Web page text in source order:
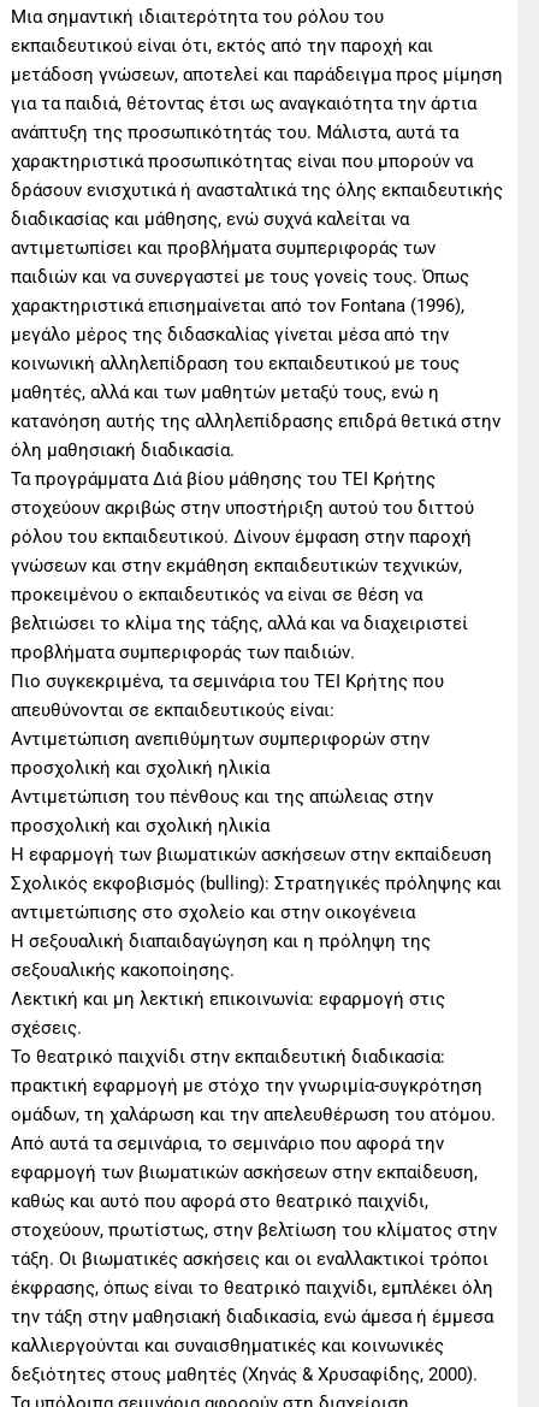
Μια σημαντική ιδιαιτερότητα του ρόλου του
εκπαιδευτικού είναι ότι, εκτός από την παροχή και
μετάδοση γνώσεων, αποτελεί και παράδειγμα προς μίμηση
για τα παιδιά, θέτοντας έτσι ως αναγκαιότητα την άρτια
ανάπτυξη της προσωπικότητάς του. Μάλιστα, αυτά τα
χαρακτηριστικά προσωπικότητας είναι που μπορούν να
δράσουν ενισχυτικά ή ανασταλτικά της όλης εκπαιδευτικής
διαδικασίας και μάθησης, ενώ συχνά καλείται να
αντιμετωπίσει και προβλήματα συμπεριφοράς των
παιδιών και να συνεργαστεί με τους γονείς τους. Όπως
χαρακτηριστικά επισημαίνεται από τον Fontana (1996),
μεγάλο μέρος της διδασκαλίας γίνεται μέσα από την
κοινωνική αλληλεπίδραση του εκπαιδευτικού με τους
μαθητές, αλλά και των μαθητών μεταξύ τους, ενώ η
κατανόηση αυτής της αλληλεπίδρασης επιδρά θετικά στην
όλη μαθησιακή διαδικασία.
Τα προγράμματα Διά βίου μάθησης του ΤΕΙ Κρήτης
στοχεύουν ακριβώς στην υποστήριξη αυτού του διττού
ρόλου του εκπαιδευτικού. Δίνουν έμφαση στην παροχή
γνώσεων και στην εκμάθηση εκπαιδευτικών τεχνικών,
προκειμένου ο εκπαιδευτικός να είναι σε θέση να
βελτιώσει το κλίμα της τάξης, αλλά και να διαχειριστεί
προβλήματα συμπεριφοράς των παιδιών.
Πιο συγκεκριμένα, τα σεμινάρια του ΤΕΙ Κρήτης που
απευθύνονται σε εκπαιδευτικούς είναι:
Αντιμετώπιση ανεπιθύμητων συμπεριφορών στην
προσχολική και σχολική ηλικία
Αντιμετώπιση του πένθους και της απώλειας στην
προσχολική και σχολική ηλικία
Η εφαρμογή των βιωματικών ασκήσεων στην εκπαίδευση
Σχολικός εκφοβισμός (bulling): Στρατηγικές πρόληψης και
αντιμετώπισης στο σχολείο και στην οικογένεια
Η σεξουαλική διαπαιδαγώγηση και η πρόληψη της
σεξουαλικής κακοποίησης.
Λεκτική και μη λεκτική επικοινωνία: εφαρμογή στις
σχέσεις.
Το θεατρικό παιχνίδι στην εκπαιδευτική διαδικασία:
πρακτική εφαρμογή με στόχο την γνωριμία-συγκρότηση
ομάδων, τη χαλάρωση και την απελευθέρωση του ατόμου.
Από αυτά τα σεμινάρια, το σεμινάριο που αφορά την
εφαρμογή των βιωματικών ασκήσεων στην εκπαίδευση,
καθώς και αυτό που αφορά στο θεατρικό παιχνίδι,
στοχεύουν, πρωτίστως, στην βελτίωση του κλίματος στην
τάξη. Οι βιωματικές ασκήσεις και οι εναλλακτικοί τρόποι
έκφρασης, όπως είναι το θεατρικό παιχνίδι, εμπλέκει όλη
την τάξη στην μαθησιακή διαδικασία, ενώ άμεσα ή έμμεσα
καλλιεργούνται και συναισθηματικές και κοινωνικές
δεξιότητες στους μαθητές (Χηνάς & Χρυσαφίδης, 2000).